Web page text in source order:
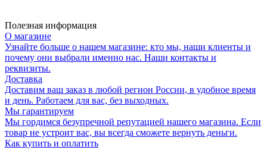
Полезная информация
О магазине
Узнайте больше о нашем магазине: кто мы, наши клиенты и
почему они выбрали именно нас. Наши контакты и
реквизиты.
Доставка
Доставим ваш заказ в любой регион России, в удобное время
и день. Работаем для вас, без выходных.
Мы гарантируем
Мы гордимся безупречной репутацией нашего магазина. Если
товар не устроит вас, вы всегда сможете вернуть деньги.
Как купить и оплатить